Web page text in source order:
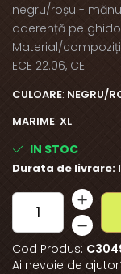
negru/roșu -
aderență pe
Material/
ECE 22.06, CE.
CULOARE: NEGRU/
MARIME: XL
IN STOC
Durata de livrare:
Cod Produs:
Ai nevoie de